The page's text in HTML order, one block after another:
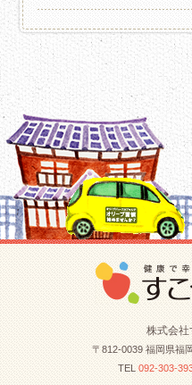
株式会社
〒812-0039 福岡県福
TEL 092-303-